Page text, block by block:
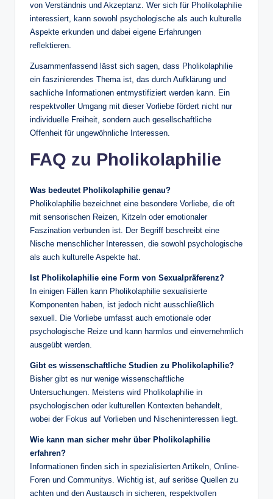
von Verständnis und Akzeptanz. Wer sich für Pholikolaphilie
interessiert, kann sowohl psychologische als auch kulturelle
Aspekte erkunden und dabei eigene Erfahrungen
reflektieren.
Zusammenfassend lässt sich sagen, dass Pholikolaphilie
ein faszinierendes Thema ist, das durch Aufklärung und
sachliche Informationen entmystifiziert werden kann. Ein
respektvoller Umgang mit dieser Vorliebe fördert nicht nur
individuelle Freiheit, sondern auch gesellschaftliche
Offenheit für ungewöhnliche Interessen.
FAQ zu Pholikolaphilie
Was bedeutet Pholikolaphilie genau?
Pholikolaphilie bezeichnet eine besondere Vorliebe, die oft
mit sensorischen Reizen, Kitzeln oder emotionaler
Faszination verbunden ist. Der Begriff beschreibt eine
Nische menschlicher Interessen, die sowohl psychologische
als auch kulturelle Aspekte hat.
Ist Pholikolaphilie eine Form von Sexualpräferenz?
In einigen Fällen kann Pholikolaphilie sexualisierte
Komponenten haben, ist jedoch nicht ausschließlich
sexuell. Die Vorliebe umfasst auch emotionale oder
psychologische Reize und kann harmlos und einvernehmlich
ausgeübt werden.
Gibt es wissenschaftliche Studien zu Pholikolaphilie?
Bisher gibt es nur wenige wissenschaftliche
Untersuchungen. Meistens wird Pholikolaphilie in
psychologischen oder kulturellen Kontexten behandelt,
wobei der Fokus auf Vorlieben und Nischeninteressen liegt.
Wie kann man sicher mehr über Pholikolaphilie
erfahren?
Informationen finden sich in spezialisierten Artikeln, Online-
Foren und Communitys. Wichtig ist, auf seriöse Quellen zu
achten und den Austausch in sicheren, respektvollen